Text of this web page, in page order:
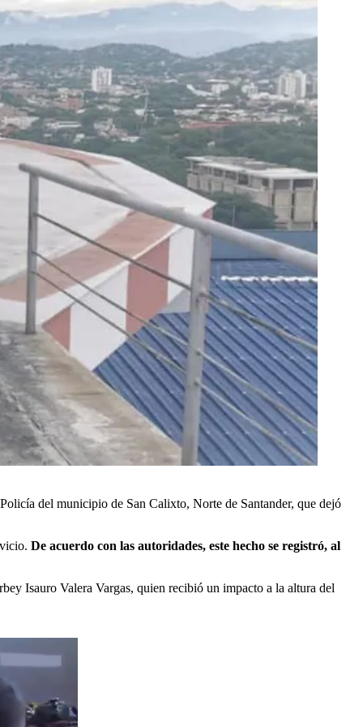
del municipio de San Calixto, Norte de Santander, que dejó
De acuerdo con las autoridades, este hecho se registró, al
Isauro Valera Vargas, quien recibió un impacto a la altura del